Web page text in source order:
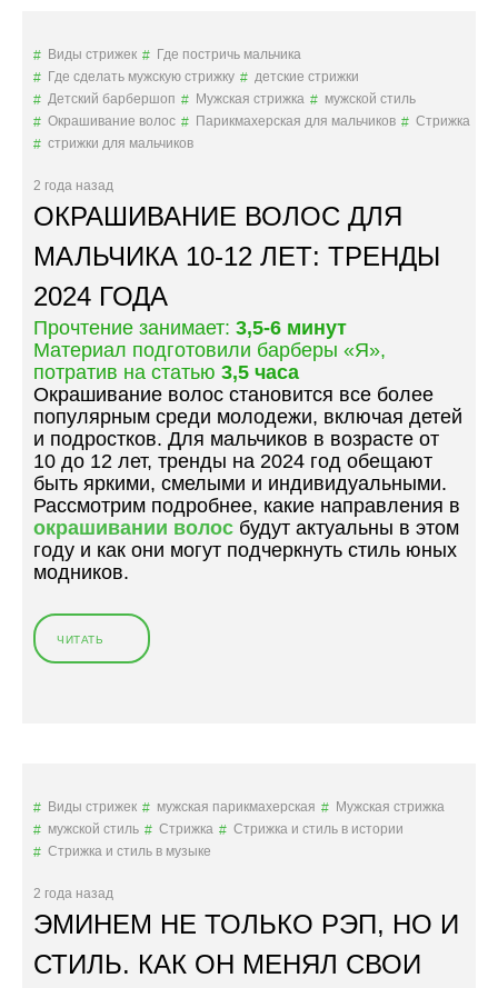
З
Ш
Н
О
Б
И
:
П
О
П
У
Л
Я
Р
Н
Ы
Е
Л
Н
Е
»
Виды стрижек
Где постричь мальчика
Где сделать мужскую стрижку
детские стрижки
Детский барбершоп
Мужская стрижка
мужской стиль
Окрашивание волос
Парикмахерская для мальчиков
Стрижка
стрижки для мальчиков
2 года назад
ОКРАШИВАНИЕ ВОЛОС ДЛЯ
МАЛЬЧИКА 10-12 ЛЕТ: ТРЕНДЫ
2024 ГОДА
Прочтение занимает: 3,5-6 минут
Материал подготовили барберы «Я»,
потратив на статью 3,5 часа
Окрашивание волос становится все более
популярным среди молодежи, включая детей
и подростков. Для мальчиков в возрасте от
10 до 12 лет, тренды на 2024 год обещают
быть яркими, смелыми и индивидуальными.
Рассмотрим подробнее, какие направления в
окрашивании волос будут актуальны в этом
году и как они могут подчеркнуть стиль юных
модников.
ЧИТАТЬ
О
О
О
Виды стрижек мужская парикмахерская
Мужская стрижка
мужской стиль
Стрижка
Стрижка и стиль в истории
Стрижка и стиль в музыке
2 года назад
ЭМИНЕМ НЕ ТОЛЬКО РЭП, НО И
СТИЛЬ. КАК ОН МЕНЯЛ СВОИ